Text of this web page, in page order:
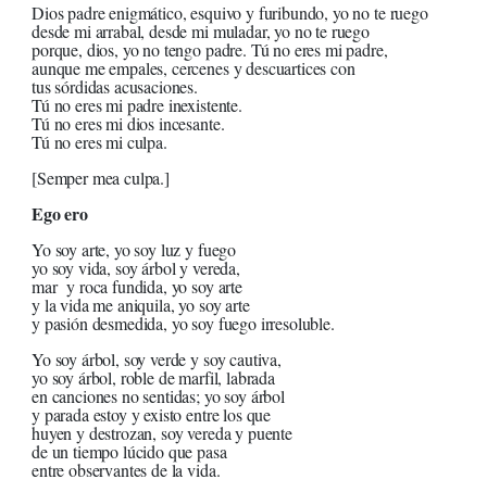
Dios padre enigmático, esquivo y furibundo, yo no te ruego
desde mi arrabal, desde mi muladar, yo no te ruego
porque, dios, yo no tengo padre. Tú no eres mi padre,
aunque me empales, cercenes y descuartices con
tus sórdidas acusaciones.
Tú no eres mi padre inexistente.
Tú no eres mi dios incesante.
Tú no eres mi culpa.
[Semper mea culpa.]
Ego ero
Yo soy arte, yo soy luz y fuego
yo soy vida, soy árbol y vereda,
mar y roca fundida, yo soy arte
y la vida me aniquila, yo soy arte
y pasión desmedida, yo soy fuego irresoluble.
Yo soy árbol, soy verde y soy cautiva,
yo soy árbol, roble de marfil, labrada
en canciones no sentidas; yo soy árbol
y parada estoy y existo entre los que
huyen y destrozan, soy vereda y puente
de un tiempo lúcido que pasa
entre observantes de la vida.